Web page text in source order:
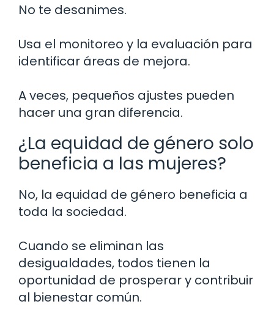
No te desanimes.
Usa el monitoreo y la evaluación para
identificar áreas de mejora.
A veces, pequeños ajustes pueden
hacer una gran diferencia.
¿La equidad de género solo
beneficia a las mujeres?
No, la equidad de género beneficia a
toda la sociedad.
Cuando se eliminan las
desigualdades, todos tienen la
oportunidad de prosperar y contribuir
al bienestar común.